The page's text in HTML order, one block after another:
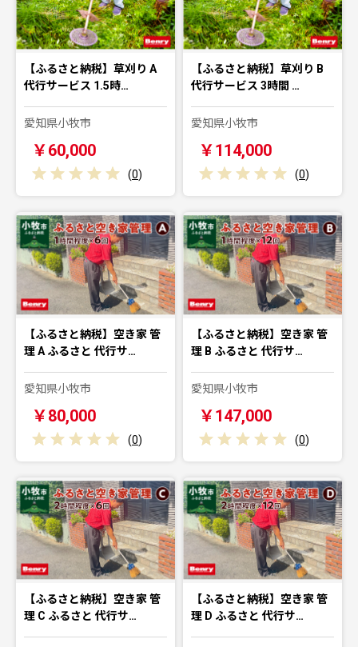
【ふるさと納税】草刈り A
代行サービス 1.5時…
愛知県小牧市
￥60,000
(0)
【ふるさと納税】草刈り B
代行サービス 3時間 …
愛知県小牧市
￥114,000
(0)
【ふるさと納税】空き家 管
理 A ふるさと 代行サ…
愛知県小牧市
￥80,000
(0)
【ふるさと納税】空き家 管
理 B ふるさと 代行サ…
愛知県小牧市
￥147,000
(0)
【ふるさと納税】空き家 管
理 C ふるさと 代行サ…
【ふるさと納税】空き家 管
理 D ふるさと 代行サ…